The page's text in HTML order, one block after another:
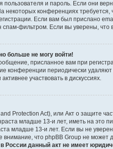
пользователя и пароль. Если они
некоторых конференциях
Если вам был прислано
спам-фильтром. Если вы уверены,
больше не могу войти!
присланное вам при
конференции периодически
участвовать в дискуссиях.
Protection Act), или Акт о защите
младше 13-и лет, иметь на это
младше 13-и лет. Если вы не
внимание, что phpBB Group не
России данный акт не имеет